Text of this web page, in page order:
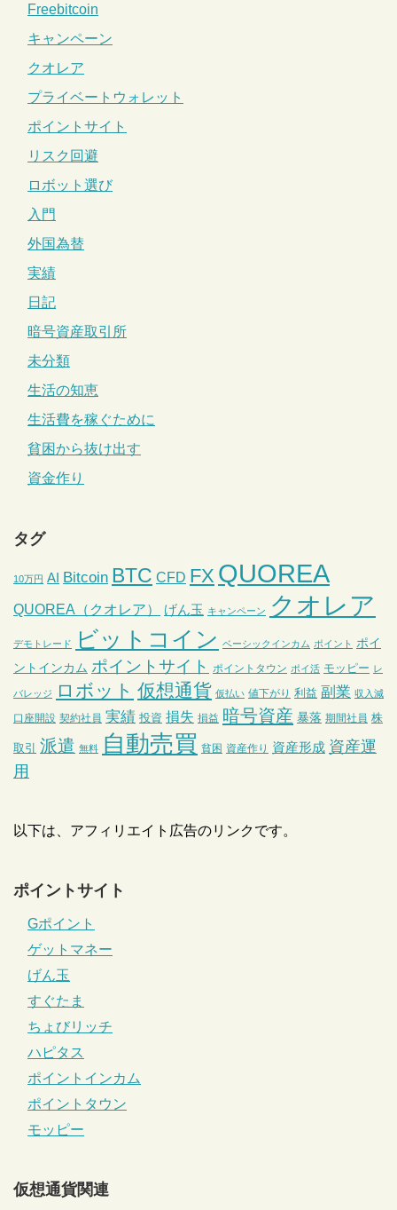
Freebitcoin
キャンペーン
クオレア
プライベートウォレット
ポイントサイト
リスク回避
ロボット選び
入門
外国為替
実績
日記
暗号資産取引所
未分類
生活の知恵
生活費を稼ぐために
貧困から抜け出す
資金作り
タグ
10万円 AI Bitcoin BTC CFD FX QUOREA
QUOREA（クオレア） げん玉 キャンペーン クオレア
デモトレード ビットコイン ベーシックインカム ポイント ポイ
ントインカム ポイントサイト ポイントタウン ポイ活 モッピー レ
バレッジ ロボット 仮想通貨 仮払い 値下がり 利益 副業 収入減
口座開設 契約社員 実績 投資 損失 損益 暗号資産 暴落 期間社員 株
取引 派遣 無料 自動売買 貧困 資産作り 資産形成 資産運
用
以下は、アフィリエイト広告のリンクです。
ポイントサイト
Gポイント
ゲットマネー
げん玉
すぐたま
ちょびリッチ
ハピタス
ポイントインカム
ポイントタウン
モッピー
仮想通貨関連